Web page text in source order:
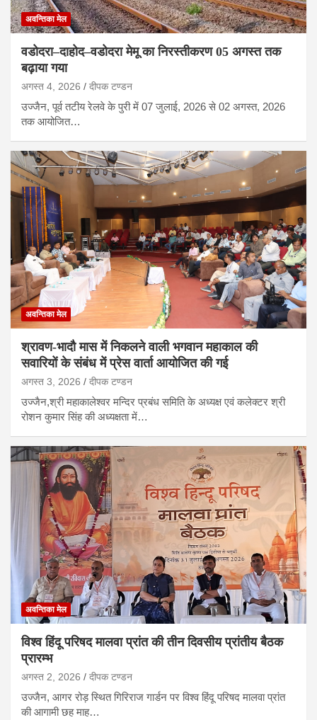
अवन्तिका मेल
वडोदरा–दाहोद–वडोदरा मेमू का निरस्तीकरण 05 अगस्त तक
बढ़ाया गया
अगस्त 4, 2026 दीपक टण्‍डन
उज्जैन, पूर्व तटीय रेलवे के पुरी में 07 जुलाई, 2026 से 02 अगस्त, 2026
तक आयोजित…
अवन्तिका मेल
श्रावण-भादौ मास में निकलने वाली भगवान महाकाल की
सवारियों के संबंध में प्रेस वार्ता आयोजित की गई
अगस्त 3, 2026 दीपक टण्‍डन
उज्जैन,श्री महाकालेश्वर मन्दिर प्रबंध समिति के अध्यक्ष एवं कलेक्टर श्री
रोशन कुमार सिंह की अध्यक्षता में…
अवन्तिका मेल
विश्व हिंदू परिषद मालवा प्रांत की तीन दिवसीय प्रांतीय बैठक
प्रारम्भ
अगस्त 2, 2026 दीपक टण्‍डन
उज्जैन, आगर रोड़ स्थित गिरिराज गार्डन पर विश्व हिंदू परिषद मालवा प्रांत
की आगामी छह माह…